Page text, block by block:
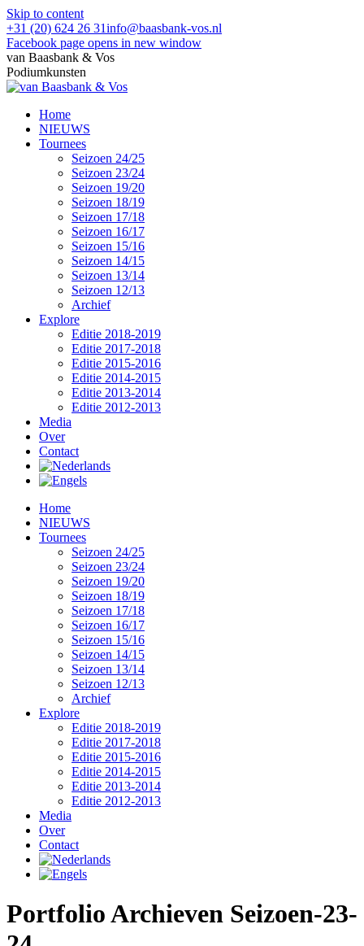
Skip to content
+31 (20) 624 26 31info@baasbank-vos.nl
Facebook page opens in new window
van Baasbank & Vos
Podiumkunsten
Home
NIEUWS
Tournees
Seizoen 24/25
Seizoen 23/24
Seizoen 19/20
Seizoen 18/19
Seizoen 17/18
Seizoen 16/17
Seizoen 15/16
Seizoen 14/15
Seizoen 13/14
Seizoen 12/13
Archief
Explore
Editie 2018-2019
Editie 2017-2018
Editie 2015-2016
Editie 2014-2015
Editie 2013-2014
Editie 2012-2013
Media
Over
Contact
Home
NIEUWS
Tournees
Seizoen 24/25
Seizoen 23/24
Seizoen 19/20
Seizoen 18/19
Seizoen 17/18
Seizoen 16/17
Seizoen 15/16
Seizoen 14/15
Seizoen 13/14
Seizoen 12/13
Archief
Explore
Editie 2018-2019
Editie 2017-2018
Editie 2015-2016
Editie 2014-2015
Editie 2013-2014
Editie 2012-2013
Media
Over
Contact
Portfolio Archieven Seizoen-23-